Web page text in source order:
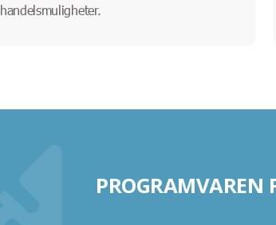
handelsmuligheter.
PROGRAMVAREN